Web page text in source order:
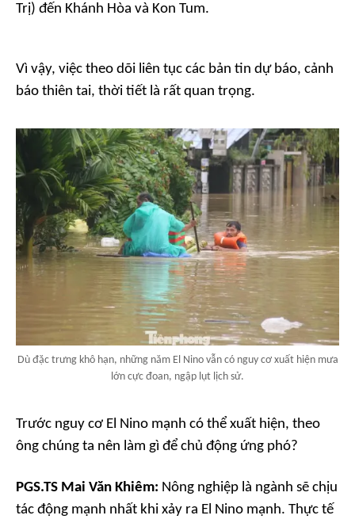
Trị) đến Khánh Hòa và Kon Tum.
Vì vậy, việc theo dõi liên tục các bản tin dự báo, cảnh
báo thiên tai, thời tiết là rất quan trọng.
Dù đặc trưng khô hạn, những năm El Nino vẫn có nguy cơ xuất hiện mưa
lớn cực đoan, ngập lụt lịch sử.
Trước nguy cơ El Nino mạnh có thể xuất hiện, theo
ông chúng ta nên làm gì để chủ động ứng phó?
PGS.TS Mai Văn Khiêm: Nông nghiệp là ngành sẽ chịu
tác động mạnh nhất khi xảy ra El Nino mạnh. Thực tế